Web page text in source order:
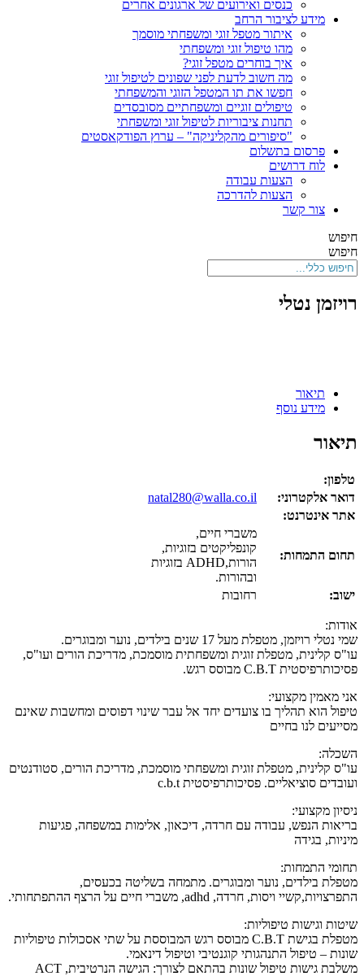
כנסים ואירועים של ארגונים אחרים
מידע לציבור הרחב
איתור מטפל זוגי ומשפחתי מוסמך
מהו טיפול זוגי ומשפחתי
איך בוחרים מטפל זוגי?
מה חשוב לדעת לפני שפונים לטיפול זוגי
חפשו את תו המטפל הזוגי והמשפחתי
טיפולים זוגיים ומשפחתיים מסובסדים
תחנות ציבוריות לטיפול זוגי ומשפחתי
"סיפורים מהקליניקה" – ערוץ הפודקאסטים
פרסום בתשלום
לוח דרושים
הצעות עבודה
הצעות להדרכה
צור קשר
חיפוש
חיפוש
רויזמן נטלי
תיאור
מידע נוסף
תיאור
טלפון:
דואר אלקטרוני:
natal280@walla.co.il
אתר אינטרנט:
תחום התמחות:
משברי חיים,
קונפליקטים בזוגיות,
הורות,ADHD בזוגיות
ובהורות.
ישוב:
רחובות
אודות:
שמי נטלי רויזמן, מטפלת מעל 17 שנים בילדים, נוער ומבוגרים.
עו"ס קלינית, מטפלת זוגית ומשפחתית מוסמכת, מדריכת הורים ועו"ס,
פסיכותרפיסטית C.B.T מבוסס רגש.
אני מאמין מקצועי:
טיפול הוא תהליך בו צועדים יחד אל עבר שינוי דפוסים ומחשבות שאינם
מסייעים לנו בחיים
השכלה:
עו"ס קלינית, מטפלת זוגית ומשפחתי מוסמכת, מדריכת הורים, סטודנטים
ועובדים סוציאליים. פסיכותרפיסטית c.b.t
ניסיון מקצועי:
בריאות הנפש, עבודה עם חרדה, דיכאון, אלימות במשפחה, פגיעות
מיניות, בגידה
תחומי התמחות:
מטפלת בילדים, נוער ומבוגרים. מתמחה בשליטה בכעסים,
התפרצויות,קשיי ויסות, חרדה, adhd, משברי חיים על הרצף ההתפתחותי.
שיטות וגישות טיפוליות:
מטפלת בגישת C.B.T מבוסס רגש המבוססת על שתי אסכולות טיפוליות
שונות – טיפול התנהגותי קוגנטיבי וטיפול דינאמי.
משלבת גישות טיפול שונות בהתאם לצורך: הגישה הנרטיבית, ACT